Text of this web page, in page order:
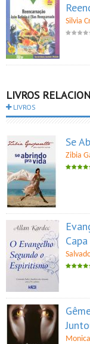
Silvia
LIVROS
LIVROS
Se
Zibia